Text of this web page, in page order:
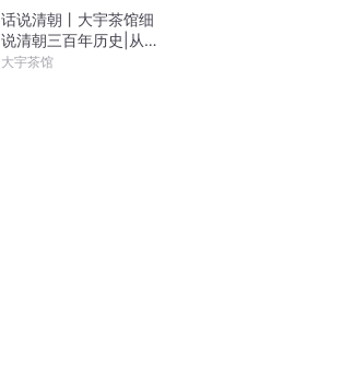
话说清朝丨大宇茶馆细
说清朝三百年历史|从努
尔哈赤到末代皇帝溥仪|
大宇茶馆